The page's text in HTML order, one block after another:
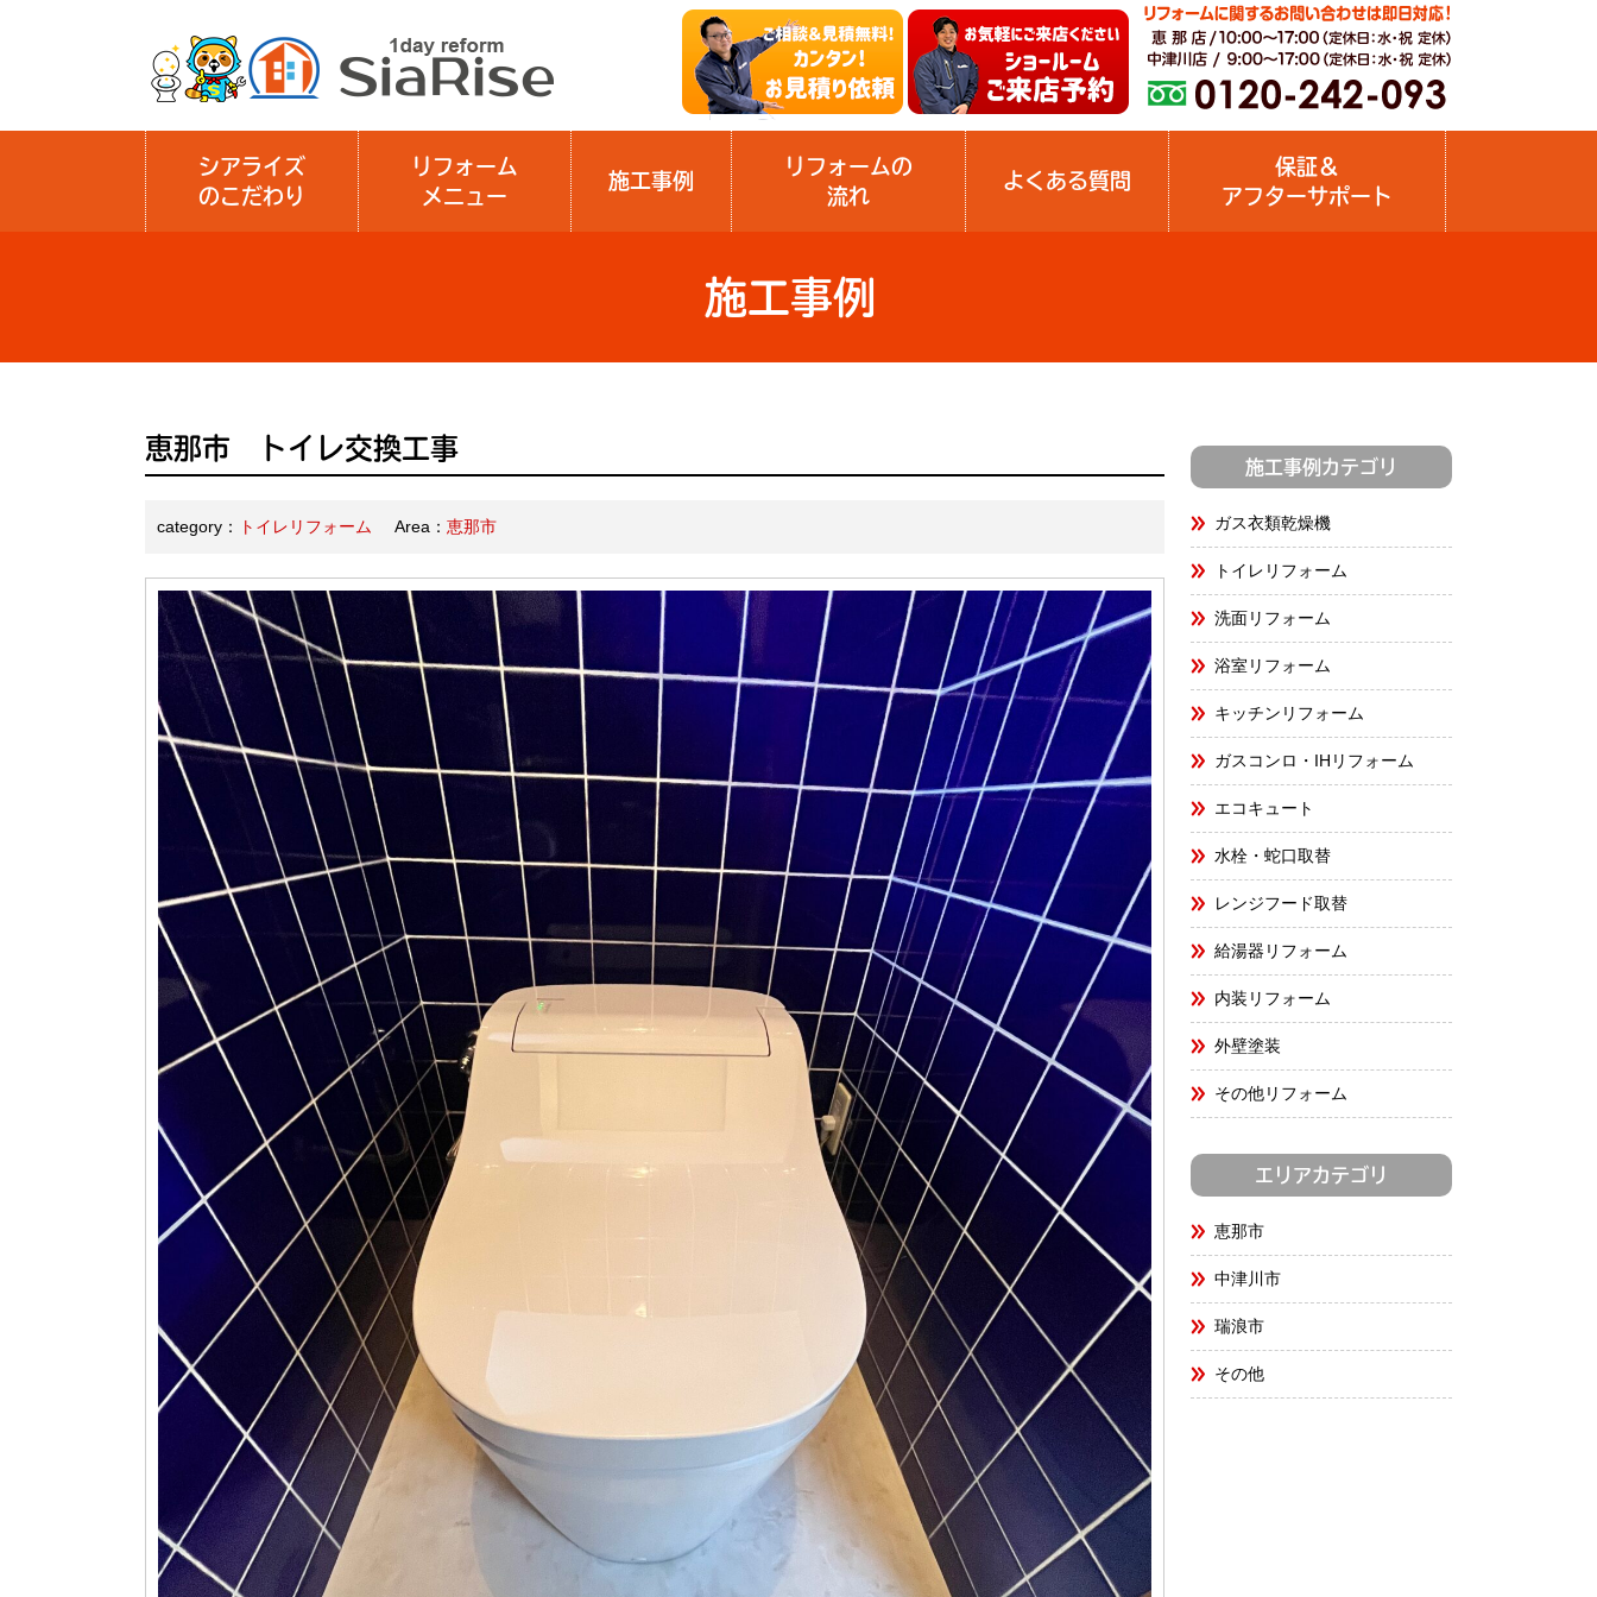
シアライズ
のこだわり
リフォーム
メニュー
施工事例
リフォームの
流れ
よくある質問
保証＆
アフターサポート
施工事例
恵那市 トイレ交換工事
category： トイレリフォーム Area： 恵那市
施工事例カテゴリ
ガス衣類乾燥機
トイレリフォーム
洗面リフォーム
浴室リフォーム
キッチンリフォーム
ガスコンロ・IHリフォーム
エコキュート
水栓・蛇口取替
レンジフード取替
給湯器リフォーム
内装リフォーム
外壁塗装
その他リフォーム
エリアカテゴリ
恵那市
中津川市
瑞浪市
その他